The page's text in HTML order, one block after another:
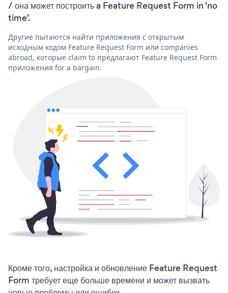
/ она может построить a Feature Request Form in 'no
time'.
Другие пытаются найти приложения с открытым
исходным кодом Feature Request Form или companies
abroad, которые claim to предлагают Feature Request Form
приложения for a bargain.
Кроме того, настройка и обновление Feature Request
Form требует еще больше времени и может вызвать